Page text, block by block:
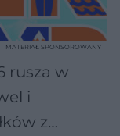
rusza w
i
z
MATERIAŁ SPONSOROWANY